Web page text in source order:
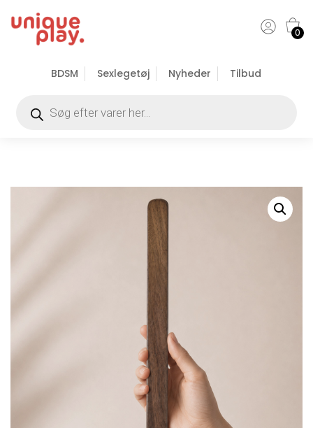
BDSM Sexlegetøj Nyheder Tilbud
0